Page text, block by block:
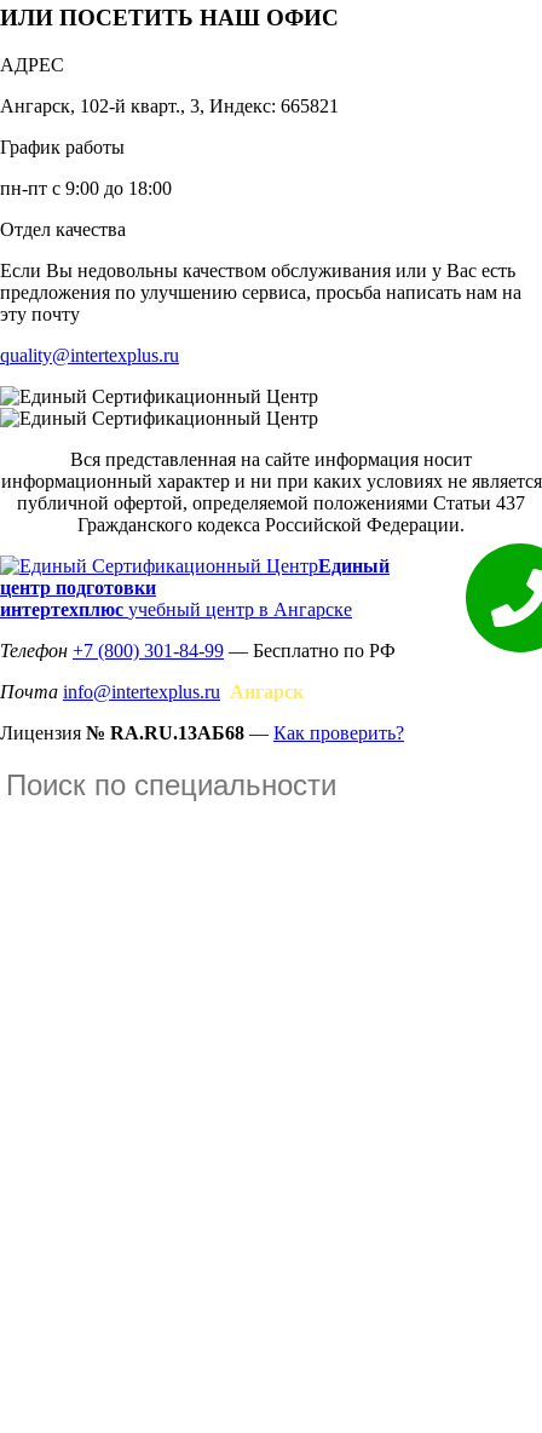
ИЛИ ПОСЕТИТЬ НАШ ОФИС
АДРЕС
Ангарск, 102-й кварт., 3, Индекс: 665821
График работы
пн-пт с 9:00 до 18:00
Отдел качества
Если Вы недовольны качеством обслуживания или у Вас есть
предложения по улучшению сервиса, просьба написать нам на
эту почту
quality@intertexplus.ru
Вся представленная на сайте информация носит
информационный характер и ни при каких условиях не является
публичной офертой, определяемой положениями Статьи 437
Гражданского кодекса Российской Федерации.
Единый
центр подготовки
интертехплюс учебный центр в Ангарске
Телефон +7 (800) 301-84-99 — Бесплатно по РФ
Почта info@intertexplus.ru Ангарск
Лицензия № RA.RU.13АБ68 — Как проверить?